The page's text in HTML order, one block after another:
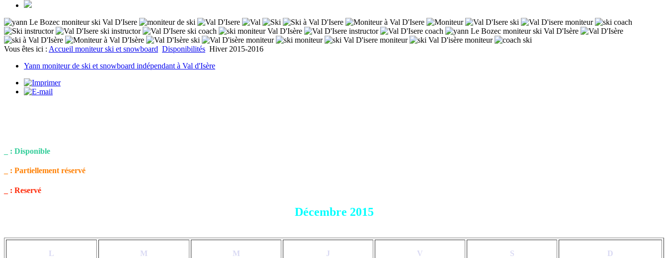
Vous êtes ici : Accueil moniteur ski et snowboard Disponibilités Hiver 2015-2016
Yann moniteur de ski et snowboard indépendant à Val d'Isère
_ : Disponible
_ : Partiellement réservé
_ : Reservé
Décembre 2015
L M M J V S D